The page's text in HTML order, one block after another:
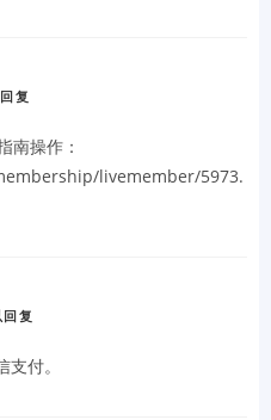
复
南操作：
livemember/5973.
复
支付。